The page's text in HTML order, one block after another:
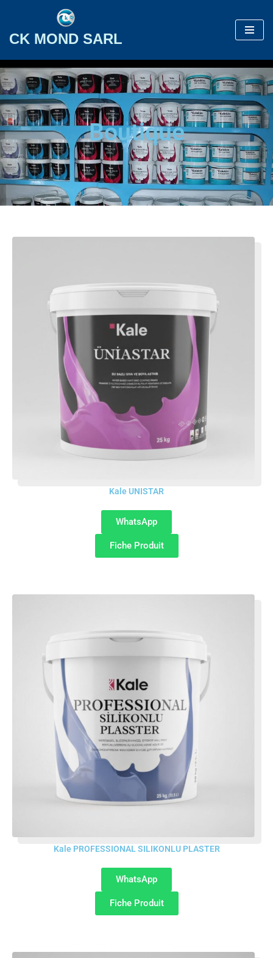
Aller
contenu
CK MOND SARL
Boutique
Kale UNISTAR
WhatsApp
Fiche Produit
Kale PROFESSIONAL SILIKONLU PLASTER
WhatsApp
Fiche Produit